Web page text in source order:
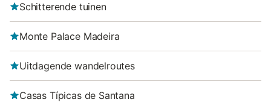
Schitterende tuinen
Monte Palace Madeira
Uitdagende wandelroutes
Casas Típicas de Santana